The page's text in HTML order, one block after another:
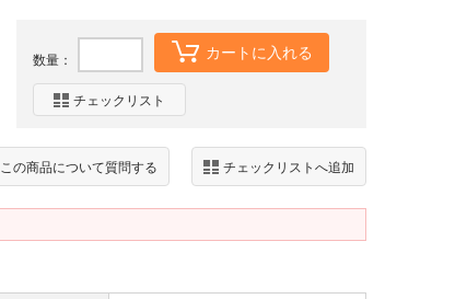
数量： カートに入れる
チェックリスト
チェックリストへ追加
この商品について質問する